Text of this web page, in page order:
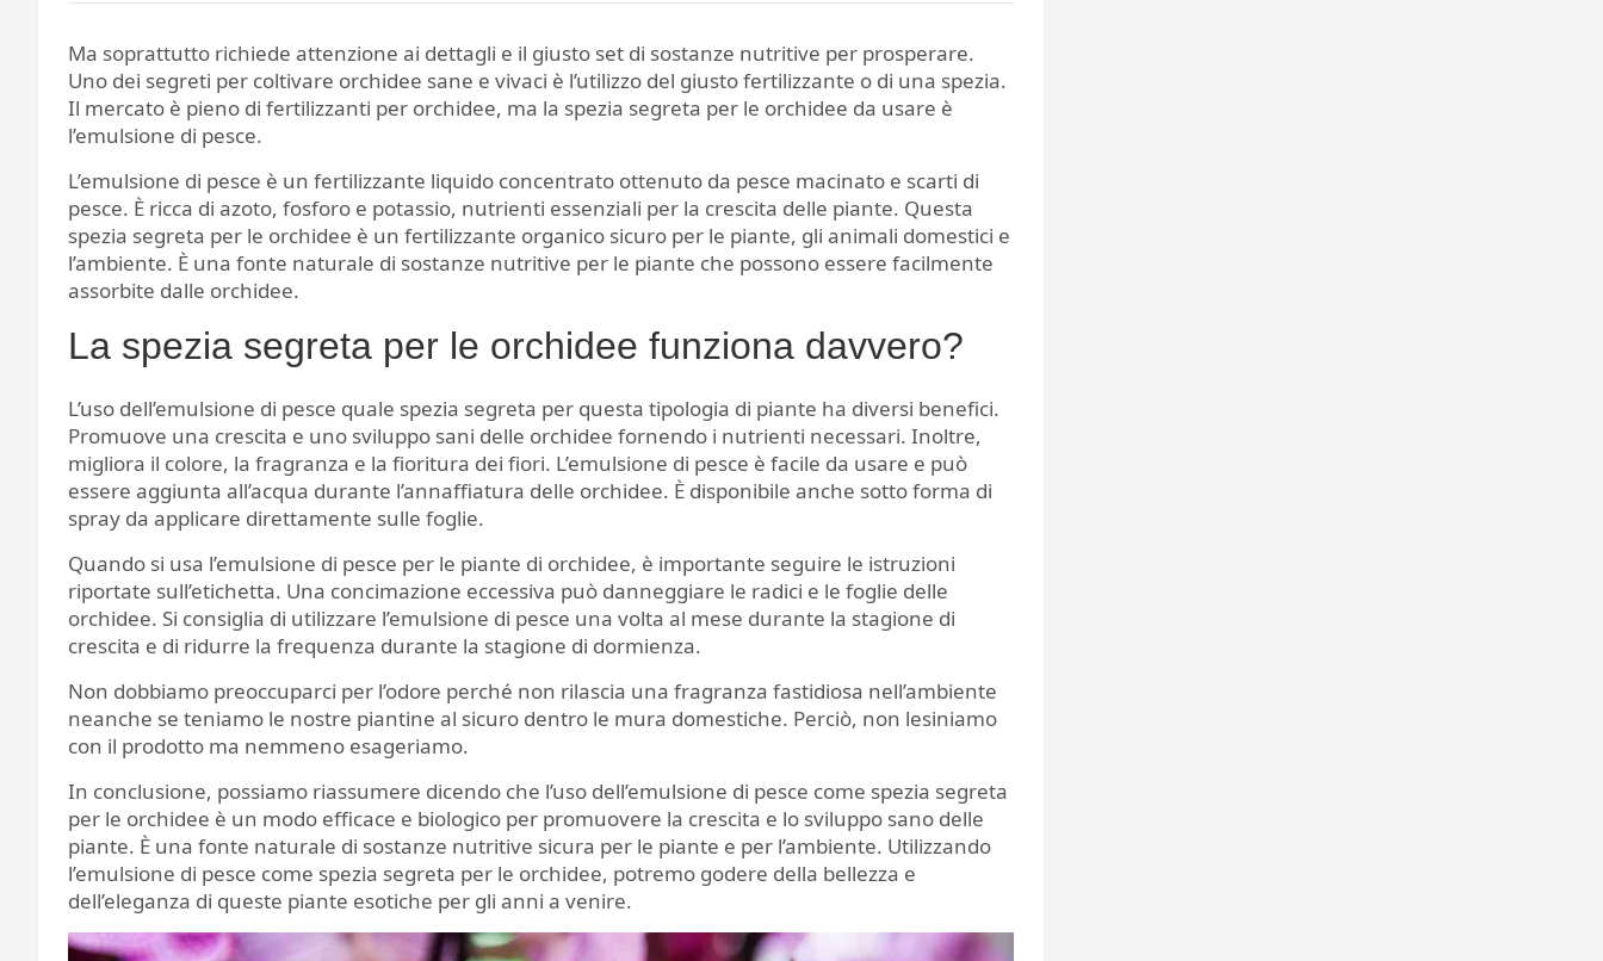
Ma soprattutto richiede attenzione ai dettagli e il giusto set di sostanze nutritive per prosperare.
Uno dei segreti per coltivare orchidee sane e vivaci è l’utilizzo del giusto fertilizzante o di una spezia.
Il mercato è pieno di fertilizzanti per orchidee, ma la spezia segreta per le orchidee da usare è
l’emulsione di pesce.
L’emulsione di pesce è un fertilizzante liquido concentrato ottenuto da pesce macinato e scarti di
pesce. È ricca di azoto, fosforo e potassio, nutrienti essenziali per la crescita delle piante. Questa
spezia segreta per le orchidee è un fertilizzante organico sicuro per le piante, gli animali domestici e
l’ambiente. È una fonte naturale di sostanze nutritive per le piante che possono essere facilmente
assorbite dalle orchidee.
La spezia segreta per le orchidee funziona davvero?
L’uso dell’emulsione di pesce quale spezia segreta per questa tipologia di piante ha diversi benefici.
Promuove una crescita e uno sviluppo sani delle orchidee fornendo i nutrienti necessari. Inoltre,
migliora il colore, la fragranza e la fioritura dei fiori. L’emulsione di pesce è facile da usare e può
essere aggiunta all’acqua durante l’annaffiatura delle orchidee. È disponibile anche sotto forma di
spray da applicare direttamente sulle foglie.
Quando si usa l’emulsione di pesce per le piante di orchidee, è importante seguire le istruzioni
riportate sull’etichetta. Una concimazione eccessiva può danneggiare le radici e le foglie delle
orchidee. Si consiglia di utilizzare l’emulsione di pesce una volta al mese durante la stagione di
crescita e di ridurre la frequenza durante la stagione di dormienza.
Non dobbiamo preoccuparci per l’odore perché non rilascia una fragranza fastidiosa nell’ambiente
neanche se teniamo le nostre piantine al sicuro dentro le mura domestiche. Perciò, non lesiniamo
con il prodotto ma nemmeno esageriamo.
In conclusione, possiamo riassumere dicendo che l’uso dell’emulsione di pesce come spezia segreta
per le orchidee è un modo efficace e biologico per promuovere la crescita e lo sviluppo sano delle
piante. È una fonte naturale di sostanze nutritive sicura per le piante e per l’ambiente. Utilizzando
l’emulsione di pesce come spezia segreta per le orchidee, potremo godere della bellezza e
dell’eleganza di queste piante esotiche per gli anni a venire.